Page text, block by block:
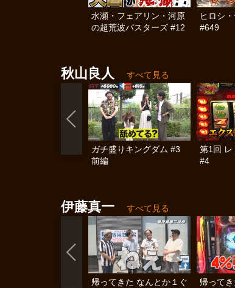
水瀬・フェアリン・河原
の超荒波バスターズ #12
ヒロシ
#649
秋山良人 すべて見る
ガチ盛りキングダム #3
前編
第1回 レ
#4
伊藤真一 すべて見る
帰ってきた なんとか１ぐ
帰って